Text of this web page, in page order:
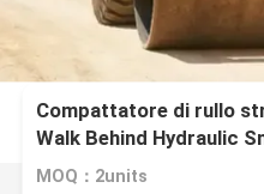
Compattatore di rullo
Walk Behind Hydraulic
Roller 6114E
MOQ：2units